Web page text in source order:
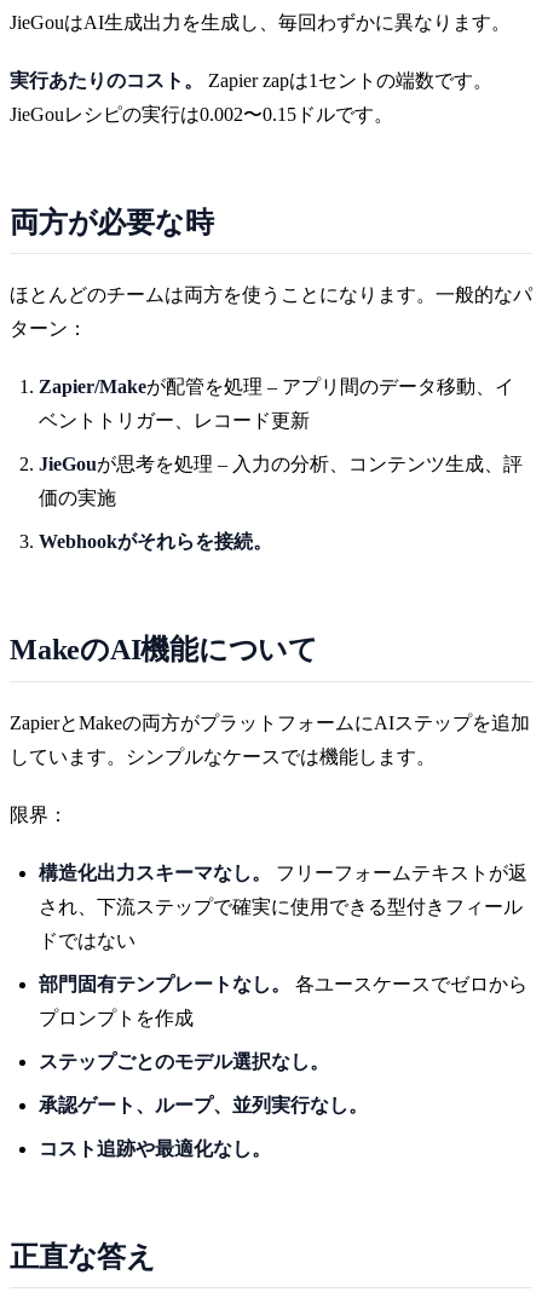
JieGouはAI生成出力を生成し、毎回わずかに異なります。
実行あたりのコスト。
Zapier zapは1セントの端数です。
JieGouレシピの実行は0.002〜0.15ドルです。
両方が必要な時
ほとんどのチームは両方を使うことになります。一般的なパ
ターン：
Zapier/Makeが配管を処理 – アプリ間のデータ移動、イ
ベントトリガー、レコード更新
JieGouが思考を処理 – 入力の分析、コンテンツ生成、評
価の実施
Webhookがそれらを接続。
MakeのAI機能について
ZapierとMakeの両方がプラットフォームにAIステップを追加
しています。シンプルなケースでは機能します。
限界：
構造化出力スキーマなし。
フリーフォームテキストが返
され、下流ステップで確実に使用できる型付きフィール
ドではない
部門固有テンプレートなし。
各ユースケースでゼロから
プロンプトを作成
ステップごとのモデル選択なし。
承認ゲート、ループ、並列実行なし。
コスト追跡や最適化なし。
正直な答え